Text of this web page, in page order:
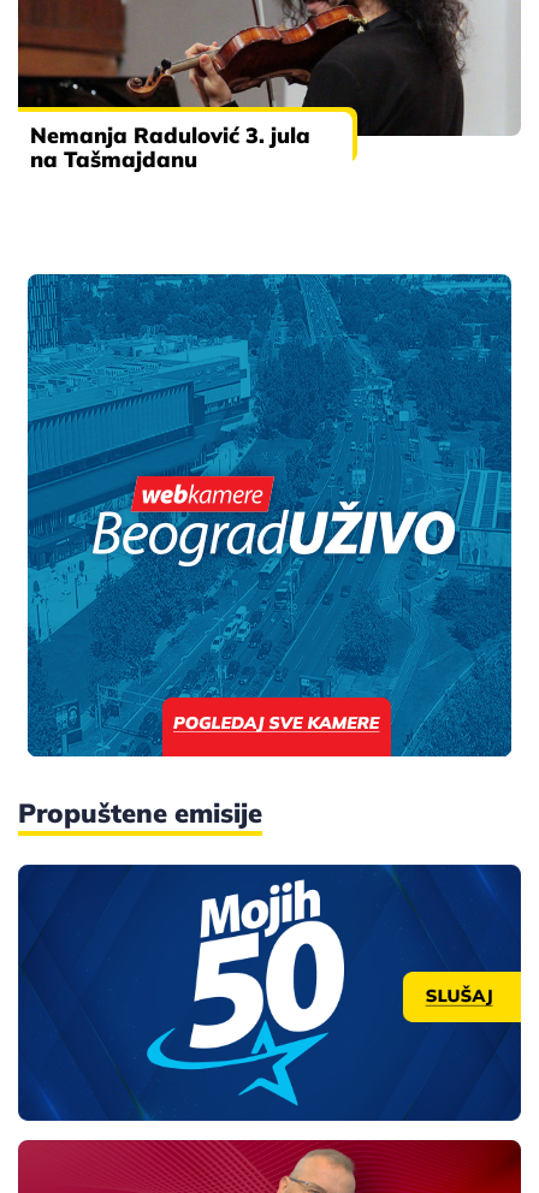
Nemanja Radulović 3. jula
na Tašmajdanu
Propuštene emisije